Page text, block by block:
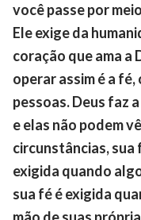
você passe por
Ele exige da
coração que ama a
operar assim é a fé,
pessoas. Deus faz
e elas não podem
circunstâncias, sua
exigida quando
sua fé é exigida
mão de suas